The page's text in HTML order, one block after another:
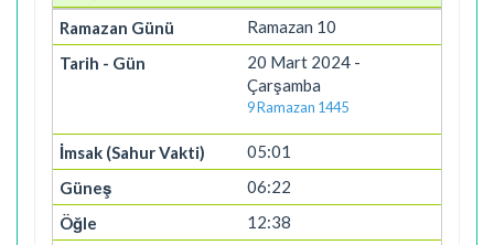
Ramazan 10
20 Mart 2024 -
Çarşamba
9 Ramazan 1445
05:01
06:22
12:38